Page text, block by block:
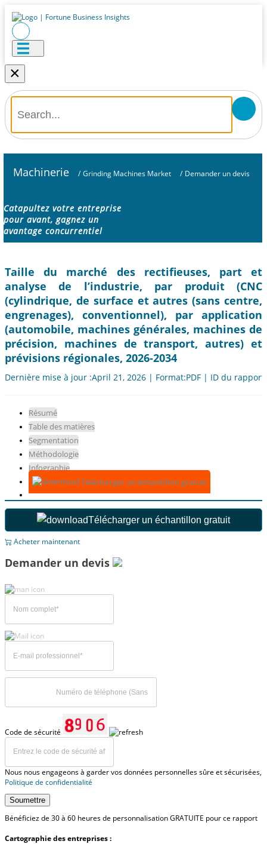
×
Machinerie / Grinding Machines Market / Demander un devis
Catapultez votre entreprise
pour avant, gagnez un
avantage concurrentiel
Taille du marché des rectifieuses, part et
analyse de l’industrie, par produit (CNC
(cylindrique, de surface et autres (sans centre,
engrenages), conventionnel), par application
(automobile, machines générales, machines de
précision, machines de transport, autres) et
prévisions régionales, 2026-2034
Dernière mise à jour :April 21, 2026 | Format:PDF | ID du
Résumé
Table des matières
Segmentation
Méthodologie
Infographie
Télécharger un échantillon gratuit
Télécharger un échantillon gratuit
Acheter maintenant
Demander un devis
Code de sécurité
Nous nous engageons à garder vos données personnelles sûre et sécurisées,
Politique de confidentialité
Soumettre
Bénéficiez de 30 à 60 heures de personnalisation GRATUITE pour ce rapport
Cartographie des entreprises :